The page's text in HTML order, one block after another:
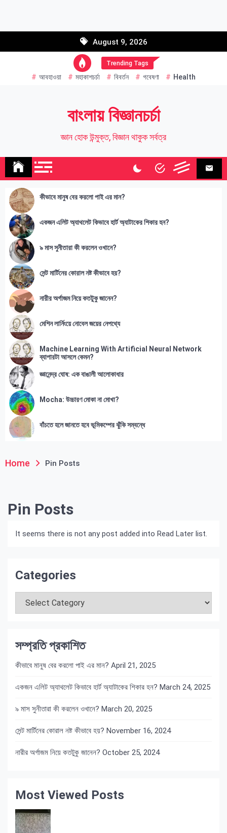
August 9, 2026
Trending Tags
আবহাওয়া মহাকাশচর্চা বিবর্তন গবেষণা Health
বাংলায় বিজ্ঞানচর্চা
জ্ঞান হোক উন্মুক্ত, বিজ্ঞান থাকুক সর্বত্র
কীভাবে মানুষ বের করলো পাই এর মান?
একজন এলিট অ্যাথলেট কিভাবে হার্ট অ্যাটাকের শিকার হন?
৯ মাস সুনীতারা কী করলেন ওখানে?
সেন্ট মার্টিনের কোরাল নষ্ট কীভাবে হয়?
নারীর অর্গাজম নিয়ে কতটুকু জানেন?
মেশিন লার্নিংয়ে নোবেল জয়ের নেপথ্যে
Machine Learning With Artificial Neural Network
ব্যাপারটা আসলে কেমন?
জ্ঞানেন্দ্র ঘোষ: এক বাঙালী আলোকাধার
Mocha: উচ্চারণ মোকা না মোখা?
বাঁচতে হলে জানতে হবে ভূমিকম্পের ঝুঁকি সম্বন্ধে
Home Pin Posts
Pin Posts
It seems there is not any post added into Read Later list.
Categories
সম্প্রতি প্রকাশিত
কীভাবে মানুষ বের করলো পাই এর মান? April 21, 2025
একজন এলিট অ্যাথলেট কিভাবে হার্ট অ্যাটাকের শিকার হন? March 24, 2025
৯ মাস সুনীতারা কী করলেন ওখানে? March 20, 2025
সেন্ট মার্টিনের কোরাল নষ্ট কীভাবে হয়? November 16, 2024
নারীর অর্গাজম নিয়ে কতটুকু জানেন? October 25, 2024
Most Viewed Posts